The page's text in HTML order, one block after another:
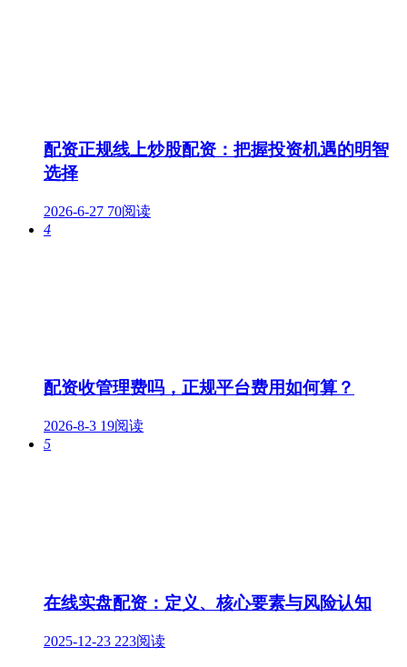
配资正规线上炒股配资：把握投资机遇的明智
选择
2026-6-27 70阅读
4
配资收管理费吗，正规平台费用如何算？
2026-8-3 19阅读
5
在线实盘配资：定义、核心要素与风险认知
2025-12-23 223阅读